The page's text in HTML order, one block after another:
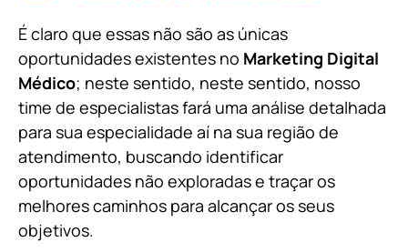
É claro que essas não são as únicas
oportunidades existentes no Marketing Digital
Médico; neste sentido, neste sentido, nosso
time de especialistas fará uma análise detalhada
para sua especialidade aí na sua região de
atendimento, buscando identificar
oportunidades não exploradas e traçar os
melhores caminhos para alcançar os seus
objetivos.